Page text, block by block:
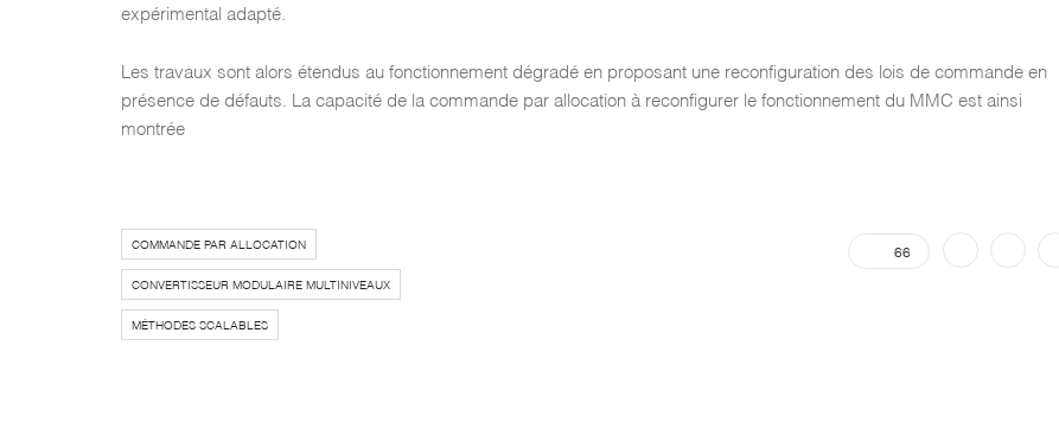
expérimental adapté.
Les travaux sont alors étendus au fonctionnement dégradé en proposant une reconfiguration des lois de commande en
présence de défauts. La capacité de la commande par allocation à reconfigurer le fonctionnement du MMC est ainsi
montrée
COMMANDE PAR ALLOCATION
CONVERTISSEUR MODULAIRE MULTINIVEAUX
MÉTHODES SCALABLES
66